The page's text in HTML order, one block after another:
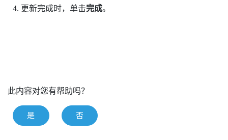
更新完成时，单击完成。
此内容对您有帮助吗？
是 否